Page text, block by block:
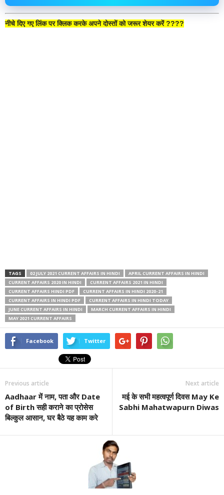
नीचे दिए गए लिंक पर क्लिक करके अपने दोस्तों को जरूर शेयर करें ????
TAGS 02 JULY 2021 CURRENT AFFAIRS IN HINDI
APRIL CURRENT AFFAIRS IN HINDI
CURRENT AFFAIRS 2020 IN HINDI
CURRENT AFFAIRS 2021 IN HINDI
CURRENT AFFAIRS HINDI PDF
CURRENT AFFAIRS IN HINDI 2020-21
CURRENT AFFAIRS IN HINDI PDF
CURRENT AFFAIRS IN HINDI TODAY
JUNE CURRENT AFFAIRS IN HINDI
MARCH CURRENT AFFAIRS IN HINDI
MAY 2021 CURRENT AFFAIRS
Facebook Twitter
Previous article
Aadhaar में नाम, पता और Date
of Birth सही कराने का प्रोसेस
बिल्कुल आसान, घर बैठे यह काम करे
Next article
मई के सभी महत्वपूर्ण दिवस May Ke
Sabhi Mahatwapurn Diwas